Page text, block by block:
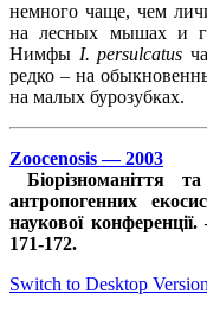
немного чаще, чем
на лесных мышах и
Нимфы I. persulcatus
редко – на
на малых бурозубках.
Zoocenosis — 2003
Біорізноманіття
антропогенних
наукової
171-172.
Switch to Desktop Version